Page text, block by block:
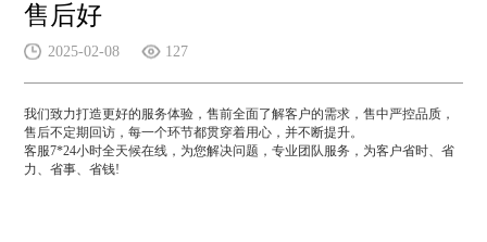
售后好
2025-02-08 127
我们致力打造更好的服务体验，售前全面了解客户的需求，售中严控品质，
售后不定期回访，每一个环节都贯穿着用心，并不断提升。
客服7*24小时全天候在线，为您解决问题，专业团队服务，为客户省时、省
力、省事、省钱!